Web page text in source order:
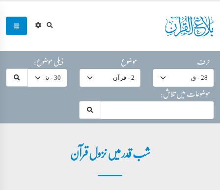
حرف موضوع
ذیلی موضوع:
موضوعات میں تلاش:
شب قدر میں نزول قرآن